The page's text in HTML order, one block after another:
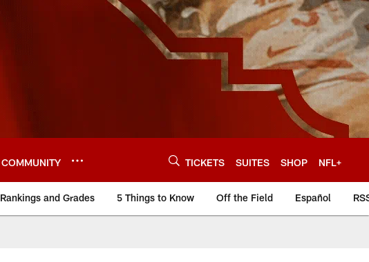
COMMUNITY TICKETS SUITES SHOP NFL+
Rankings and Grades 5 Things to Know Off the Field Español